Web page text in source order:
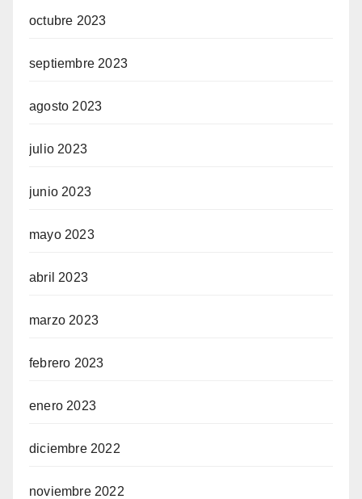
octubre 2023
septiembre 2023
agosto 2023
julio 2023
junio 2023
mayo 2023
abril 2023
marzo 2023
febrero 2023
enero 2023
diciembre 2022
noviembre 2022